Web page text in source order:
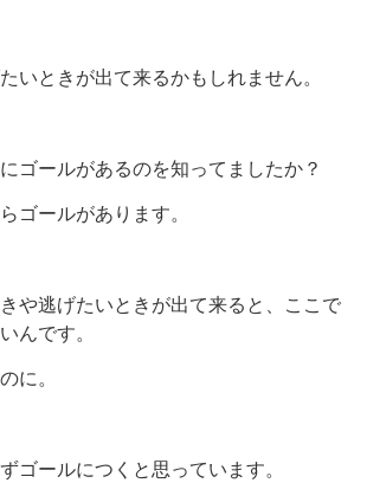
いときが出て来るかもしれません。
ゴールがあるのを知ってましたか？
ゴールがあります。
や逃げたいときが出て来ると、ここで
んです。
に。
ゴールにつくと思っています。